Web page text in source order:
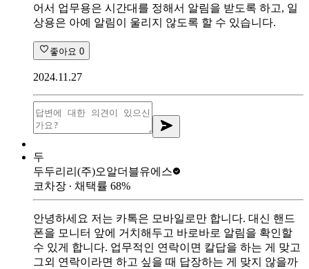
어서 업무용은 시간대를 정해서 알림을 받도록 하고, 일
상용은 아예 알림이 울리지 않도록 할 수 있습니다.
좋아요 0
2024.11.27
두
두두리리 (주)오알더블유에스
코차장 ∙ 채택률 68%
안녕하세요 저는 카톡은 모바일로만 합니다. 대신 핸드
폰을 모니터 앞에 거치해두고 바로바로 알림을 확인할
수 있게 합니다. 업무적인 연락이면 칼답을 하는 게 맞고
그외 연락이라면 하고 싶을 때 답장하는 게 맞지 않을까